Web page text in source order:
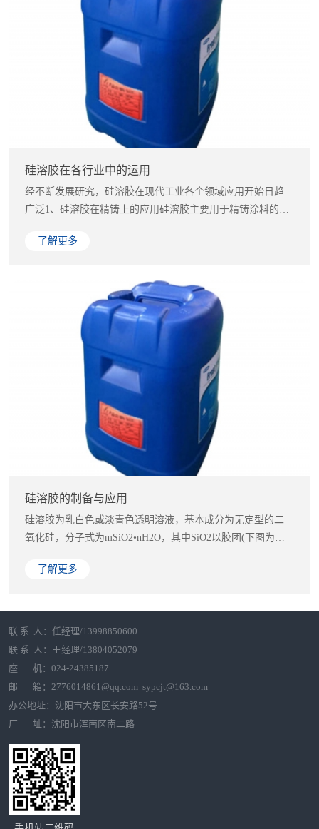
硅溶胶在各行业中的运用
经不断发展研究，硅溶胶在现代工业各个领域应用开始日趋
广泛1、硅溶胶在精铸上的应用硅溶胶主要用于精铸涂料的粘
了解更多
硅溶胶的制备与应用
硅溶胶为乳白色或淡青色透明溶液，基本成分为无定型的二
氧化硅，分子式为mSiO2•nH2O，其中SiO2以胶团(下图为碱
了解更多
联 系 人：任经理/13998850600
联 系 人：王经理/13804052079
座 机：024-24385187
邮 箱：2776014861@qq.com sypcjt@163.com
办公地址：沈阳市大东区长安路52号
厂 址：沈阳市浑南区南二路